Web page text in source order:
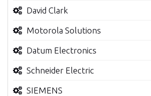
David Clark
Motorola Solutions
Datum Electronics
Schneider Electric
SIEMENS